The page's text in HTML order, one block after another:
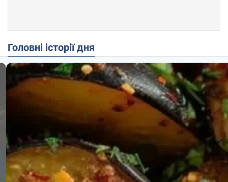
Головні історії дня